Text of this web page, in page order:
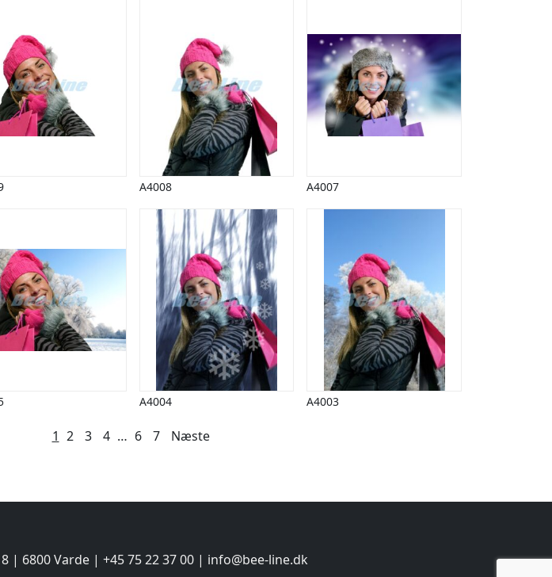
A4008 A4007
A4004 A4003
1 2 3 4 … 6 7 Næste
| 6800 Varde | +45 75 22 37 00 | info@bee-line.dk